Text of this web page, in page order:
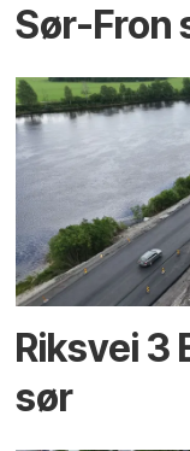
Sør-Fron
Riksvei 3
sør